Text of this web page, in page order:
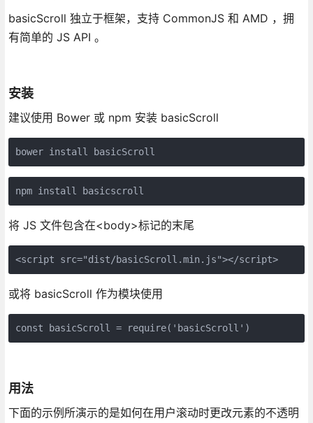
basicScroll 独立于框架，支持 CommonJS 和 AMD ，拥
有简单的 JS API 。
安装
建议使用 Bower 或 npm 安装 basicScroll
bower install basicScroll
npm install basicscroll
将 JS 文件包含在<body>标记的末尾
<script src="dist/basicScroll.min.js"></script>
或将 basicScroll 作为模块使用
const basicScroll = require('basicScroll')
用法
下面的示例所演示的是如何在用户滚动时更改元素的不透明